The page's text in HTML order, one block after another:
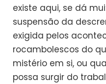
existe aqui, se dá
suspensão da
exigida pelos
rocambolescos do
mistério em si, ou
possa surgir do